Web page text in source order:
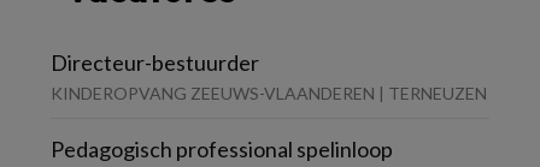
Directeur-bestuurder
KINDEROPVANG ZEEUWS-VLAANDEREN | TERNEUZEN
Pedagogisch professional spelinloop